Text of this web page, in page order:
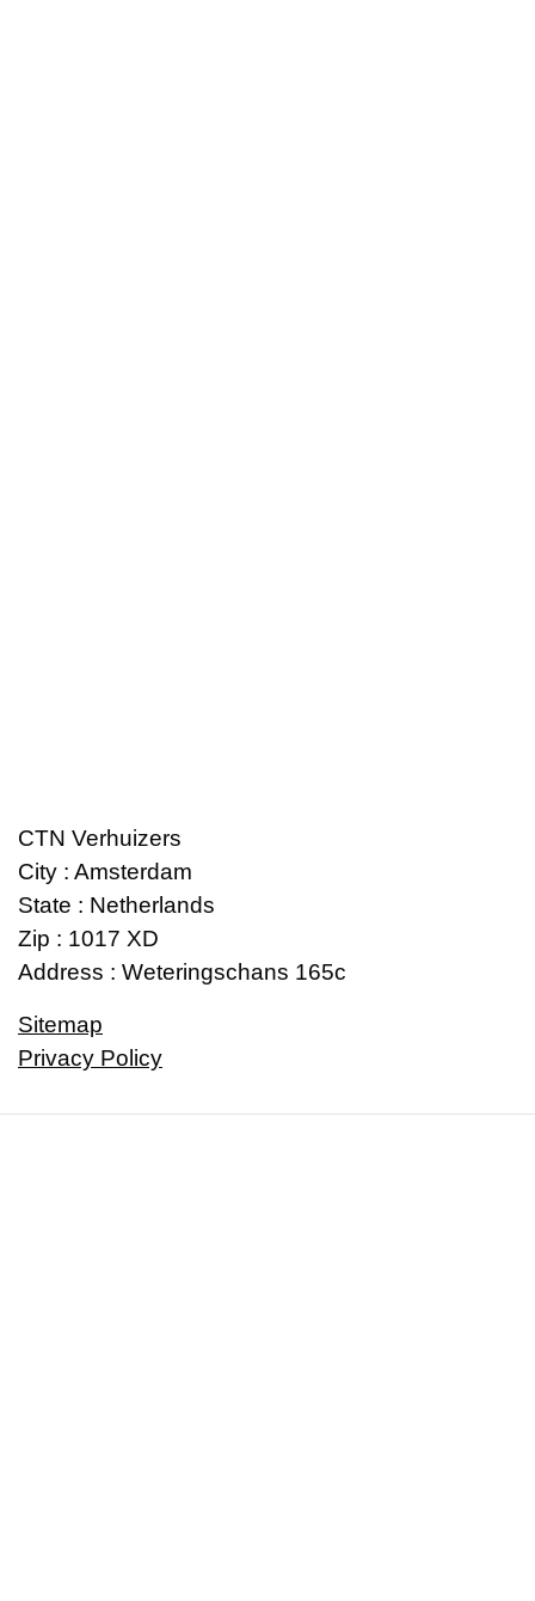
CTN Verhuizers
City : Amsterdam
State : Netherlands
Zip : 1017 XD
Address : Weteringschans 165c
Sitemap
Privacy Policy